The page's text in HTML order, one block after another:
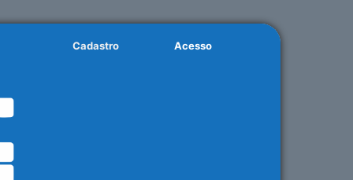
Cadastro Acesso